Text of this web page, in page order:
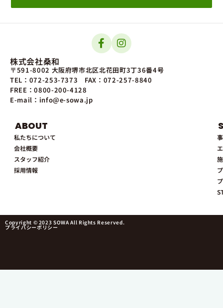
株式会社桑和
〒591-8002 大阪府堺市北区北花田町3丁36番4号
TEL：072-253-7373 FAX：072-257-8840
FREE：0800-200-4128
E-mail：info@e-sowa.jp
ABOUT
私たちについて
会社概要
スタッフ紹介
採用情報
Copyright © 2023 SOWA All Rights Reserved.
プライバシーポリシー